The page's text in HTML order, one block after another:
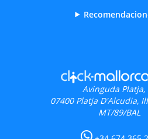
Cala Mondragó
cuenta con dos
playas de arena blanca y aguas
s’Amarador y Font de n’Alís.
rodeadas de pinares y dunas
da un aire salvaje y natural. Son
nadar, tomar el sol y practicar
Avinguda Platja,
07400 Platja D'Alcudia,
MT/89/BAL